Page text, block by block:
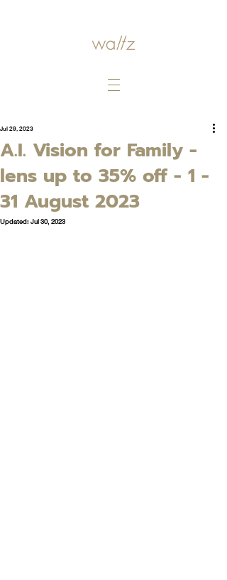
A.I. Vision for Family -
lens up to 35% off - 1 -
31 August 2023
Jul 29, 2023
Updated:Jul 30, 2023